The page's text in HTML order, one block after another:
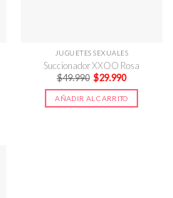
JUGUETES SEXUALES
Succionador XXOO Rosa
$49.990 El
precio
original
era:
$49.990.
$29.990El
actual
es:
$29.990.
AÑADIR AL CARRITO